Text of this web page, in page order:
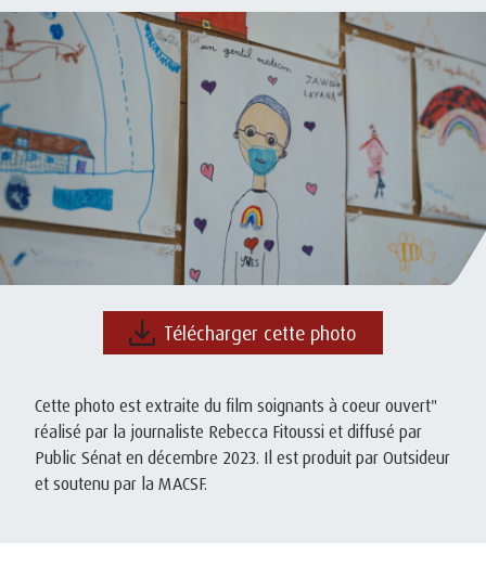
Télécharger cette photo
Cette photo est extraite du film soignants à coeur ouvert"
réalisé par la journaliste Rebecca Fitoussi et diffusé par
Public Sénat en décembre 2023. Il est produit par Outsideur
et soutenu par la MACSF.